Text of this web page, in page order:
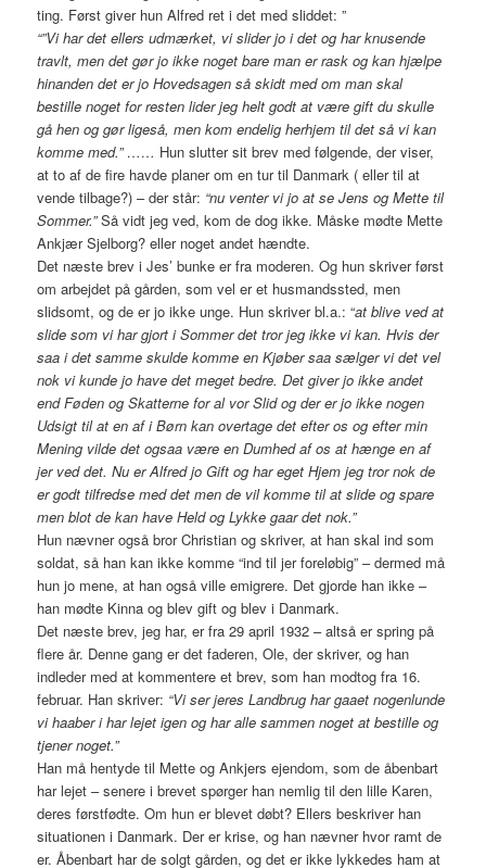
ting. Først giver hun Alfred ret i det med sliddet: ”
“”Vi har det ellers udmærket, vi slider jo i det og har knusende
travlt, men det gør jo ikke noget bare man er rask og kan hjælpe
hinanden det er jo Hovedsagen så skidt med om man skal
bestille noget for resten lider jeg helt godt at være gift du skulle
gå hen og gør ligeså, men kom endelig herhjem til det så vi kan
komme med.” …… Hun slutter sit brev med følgende, der viser,
at to af de fire havde planer om en tur til Danmark ( eller til at
vende tilbage?) – der står: “nu venter vi jo at se Jens og Mette til
Sommer.”Så vidt jeg ved, kom de dog ikke. Måske mødte Mette
Ankjær Sjelborg? eller noget andet hændte.
Det næste brev i Jes’ bunke er fra moderen. Og hun skriver først
om arbejdet på gården, som vel er et husmandssted, men
slidsomt, og de er jo ikke unge. Hun skriver bl.a.: “at blive ved at
slide som vi har gjort i Sommer det tror jeg ikke vi kan. Hvis der
saa i det samme skulde komme en Kjøber saa sælger vi det vel
nok vi kunde jo have det meget bedre. Det giver jo ikke andet
end Føden og Skatterne for al vor Slid og der er jo ikke nogen
Udsigt til at en af i Børn kan overtage det efter os og efter min
Mening vilde det ogsaa være en Dumhed af os at hænge en af
jer ved det. Nu er Alfred jo Gift og har eget Hjem jeg tror nok de
er godt tilfredse med det men de vil komme til at slide og spare
men blot de kan have Held og Lykke gaar det nok.”
Hun nævner også bror Christian og skriver, at han skal ind som
soldat, så han kan ikke komme “ind til jer foreløbig” – dermed må
hun jo mene, at han også ville emigrere. Det gjorde han ikke –
han mødte Kinna og blev gift og blev i Danmark.
Det næste brev, jeg har, er fra 29 april 1932 – altså er spring på
flere år. Denne gang er det faderen, Ole, der skriver, og han
indleder med at kommentere et brev, som han modtog fra 16.
februar. Han skriver: “Vi ser jeres Landbrug har gaaet nogenlunde
vi haaber i har lejet igen og har alle sammen noget at bestille og
tjener noget.”
Han må hentyde til Mette og Ankjers ejendom, som de åbenbart
har lejet – senere i brevet spørger han nemlig til den lille Karen,
deres førstfødte. Om hun er blevet døbt? Ellers beskriver han
situationen i Danmark. Der er krise, og han nævner hvor ramt de
er. Åbenbart har de solgt gården, og det er ikke lykkedes ham at